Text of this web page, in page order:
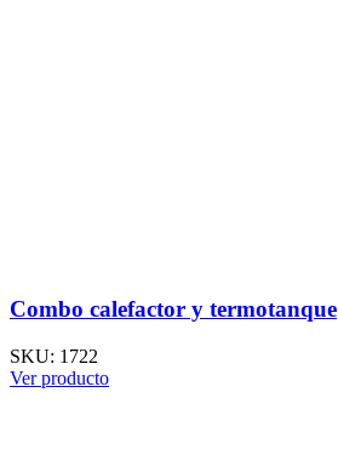
Combo calefactor y termotanque
SKU: 1722
Ver producto